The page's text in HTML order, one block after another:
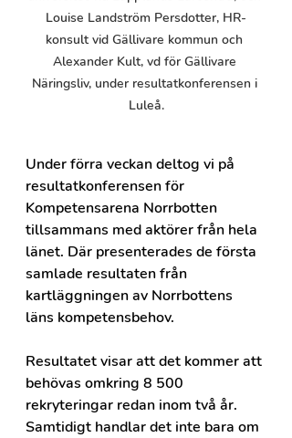
Louise Landström Persdotter, HR-
konsult vid Gällivare kommun och
Alexander Kult, vd för Gällivare
Näringsliv, under resultatkonferensen i
Luleå.
Under förra veckan deltog vi på
resultatkonferensen för
Kompetensarena Norrbotten
tillsammans med aktörer från hela
länet. Där presenterades de första
samlade resultaten från
kartläggningen av Norrbottens
läns kompetensbehov.
Resultatet visar att det kommer att
behövas omkring 8 500
rekryteringar redan inom två år.
Samtidigt handlar det inte bara om